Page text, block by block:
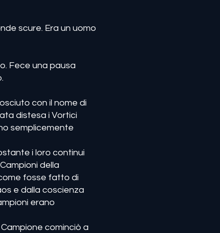
scure. Era un uomo
Fece una pausa
con il nome di
distesa i Vortici
semplicemente
i loro continui
della
fosse fatto di
e dalla coscienza
erano
cominciò a